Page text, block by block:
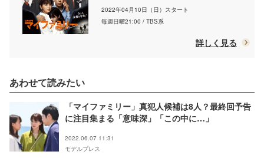
2022年04月10日（日）スタート
毎週日曜21:00 / TBS系
詳しく見る
あわせて読みたい
「マイファミリー」真犯人候補は8人？最終回予告
に注目集まる「意味深」「この中に…」
2022.06.07 11:31
モデルプレス